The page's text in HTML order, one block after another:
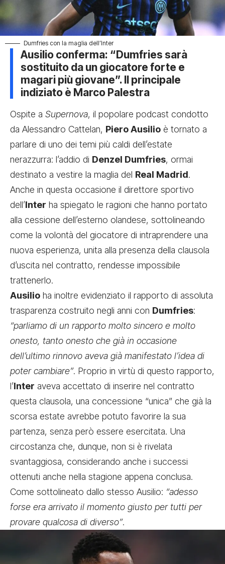
Dumfries con la maglia dell’Inter
Ausilio conferma: “Dumfries sarà
sostituito da un giocatore forte e
magari più giovane”. Il principale
indiziato è Marco Palestra
Ospite a Supernova, il popolare podcast condotto
da Alessandro Cattelan, Piero Ausilio è tornato a
parlare di uno dei temi più caldi dell’estate
nerazzurra: l’addio di Denzel Dumfries, ormai
destinato a vestire la maglia del Real Madrid.
Anche in questa occasione il direttore sportivo
dell’Inter ha spiegato le ragioni che hanno portato
alla cessione dell’esterno olandese, sottolineando
come la volontà del giocatore di intraprendere una
nuova esperienza, unita alla presenza della clausola
d’uscita nel contratto, rendesse impossibile
trattenerlo.
Ausilio ha inoltre evidenziato il rapporto di assoluta
trasparenza costruito negli anni con Dumfries:
“parliamo di un rapporto molto sincero e molto
onesto, tanto onesto che già in occasione
dell’ultimo rinnovo aveva già manifestato l’idea di
poter cambiare”. Proprio in virtù di questo rapporto,
l’Inter aveva accettato di inserire nel contratto
questa clausola, una concessione “unica” che già la
scorsa estate avrebbe potuto favorire la sua
partenza, senza però essere esercitata. Una
circostanza che, dunque, non si è rivelata
svantaggiosa, considerando anche i successi
ottenuti anche nella stagione appena conclusa.
Come sottolineato dallo stesso Ausilio: “adesso
forse era arrivato il momento giusto per tutti per
provare qualcosa di diverso”.